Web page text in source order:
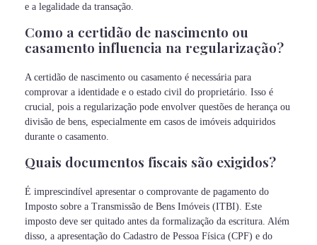
e a legalidade da transação.
Como a certidão de nascimento ou
casamento influencia na regularização?
A certidão de nascimento ou casamento é necessária para
comprovar a identidade e o estado civil do proprietário. Isso é
crucial, pois a regularização pode envolver questões de herança ou
divisão de bens, especialmente em casos de imóveis adquiridos
durante o casamento.
Quais documentos fiscais são exigidos?
É imprescindível apresentar o comprovante de pagamento do
Imposto sobre a Transmissão de Bens Imóveis (ITBI). Este
imposto deve ser quitado antes da formalização da escritura. Além
disso, a apresentação do Cadastro de Pessoa Física (CPF) e do